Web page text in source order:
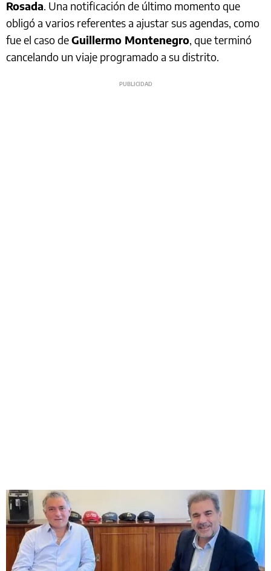
Rosada. Una notificación de último momento que
obligó a varios referentes a ajustar sus agendas, como
fue el caso deGuillermo Montenegro, que terminó
cancelando un viaje programado a su distrito.